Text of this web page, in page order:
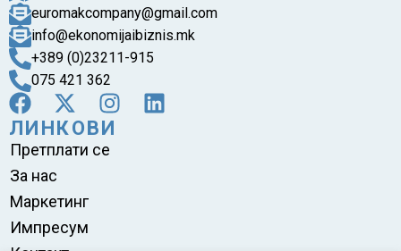
euromakcompany@gmail.com
info@ekonomijaibiznis.mk
+389 (0)23211-915
075 421 362
ЛИНКОВИ
Претплати се
За нас
Маркетинг
Импресум